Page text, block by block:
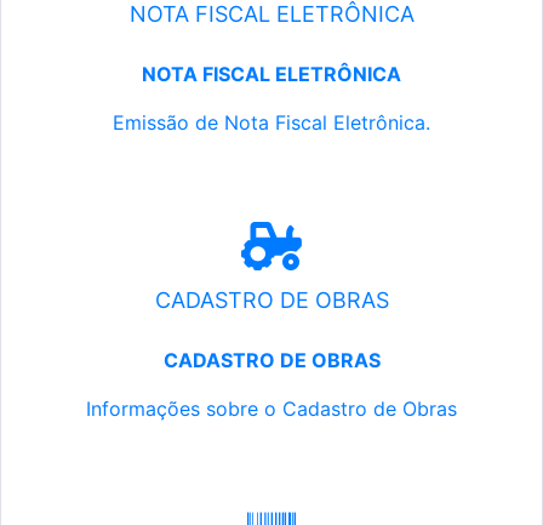
NOTA FISCAL ELETRÔNICA
NOTA FISCAL ELETRÔNICA
Emissão de Nota Fiscal Eletrônica.
CADASTRO DE OBRAS
CADASTRO DE OBRAS
Informações sobre o Cadastro de Obras